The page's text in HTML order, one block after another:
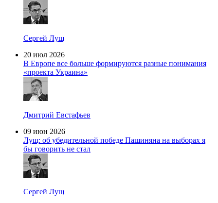
Сергей Лущ
20 июл 2026
В Европе все больше формируются разные понимания
«проекта Украина»
Дмитрий Евстафьев
09 июн 2026
Лущ: об убедительной победе Пашиняна на выборах я
бы говорить не стал
Сергей Лущ